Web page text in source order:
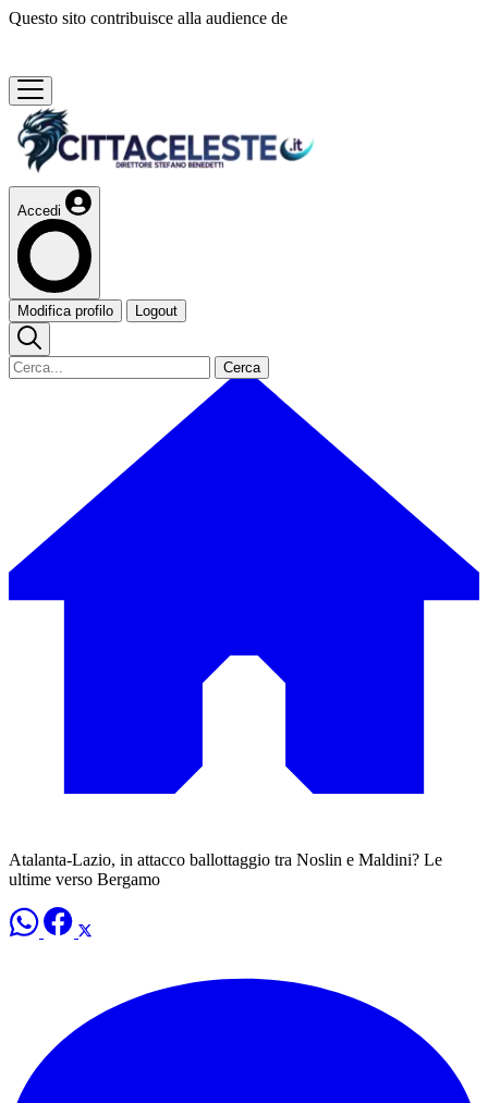
Questo sito contribuisce alla audience de
Accedi
Modifica profilo Logout
Cerca
Atalanta-Lazio, in attacco ballottaggio tra Noslin e Maldini? Le
ultime verso Bergamo